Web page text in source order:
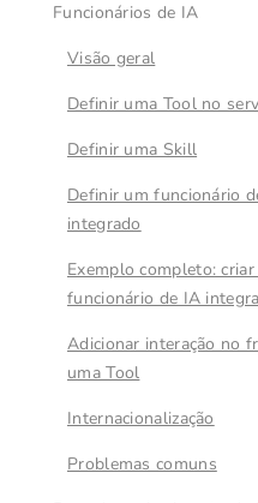
Funcionários de IA
Visão geral
Definir uma Tool no
Definir uma Skill
Definir um funcionário
integrado
Exemplo completo:
funcionário de IA
Adicionar interação no
uma Tool
Internacionalização
Problemas comuns